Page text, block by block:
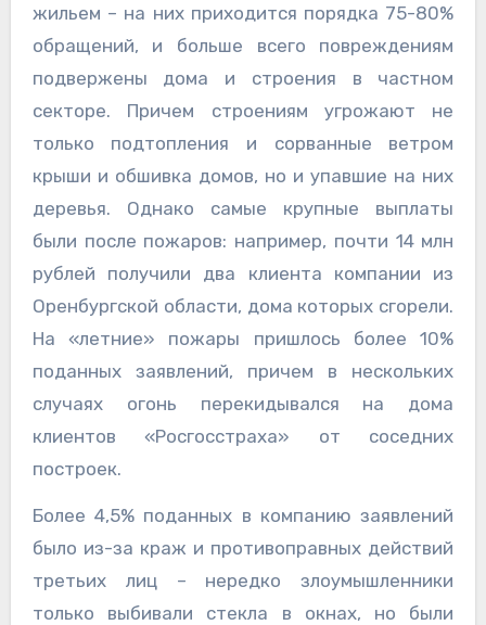
жильем – на них приходится порядка 75-80%
обращений, и больше всего повреждениям
подвержены дома и строения в частном
секторе. Причем строениям угрожают не
только подтопления и сорванные ветром
крыши и обшивка домов, но и упавшие на них
деревья. Однако самые крупные выплаты
были после пожаров: например, почти 14 млн
рублей получили два клиента компании из
Оренбургской области, дома которых сгорели.
На «летние» пожары пришлось более 10%
поданных заявлений, причем в нескольких
случаях огонь перекидывался на дома
клиентов «Росгосстраха» от соседних
построек.
Более 4,5% поданных в компанию заявлений
было из-за краж и противоправных действий
третьих лиц – нередко злоумышленники
только выбивали стекла в окнах, но были